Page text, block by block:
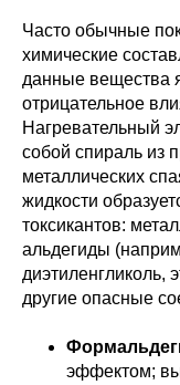
Часто обычные
химические
данные вещества
отрицательное
Нагревательный
собой спираль из
металлических
жидкости
токсикантов:
альдегиды
диэтиленгликоль,
другие опасные
эффектом;